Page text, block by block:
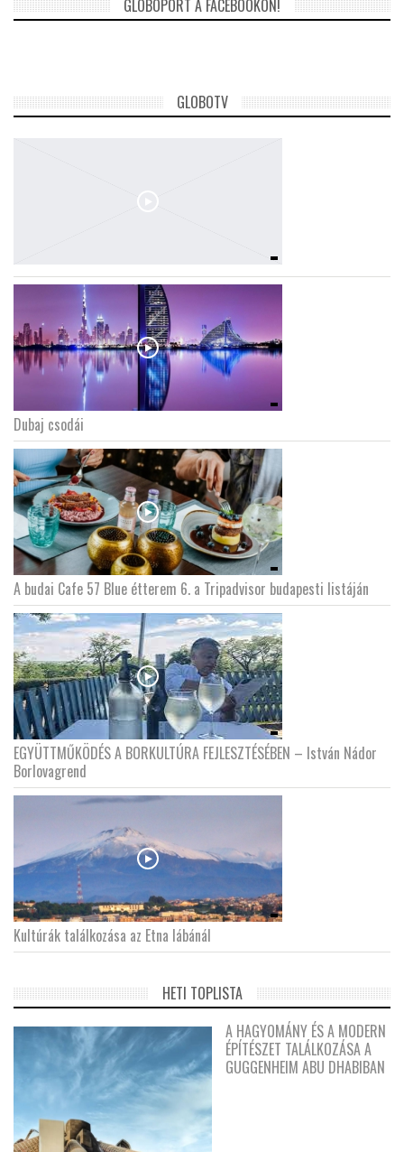
TROPICALMAGAZIN
GLOBOZSARU
DOBRAVERO.HU
LATIMO.HU
GLOBOBOOK
GLOBOPORT A FACEBOOKON!
GLOBOTV
Dubaj csodái
A budai Cafe 57 Blue étterem 6. a Tripadvisor budapesti listáján
EGYÜTTMŰKÖDÉS A BORKULTÚRA FEJLESZTÉSÉBEN – István Nádor
Borlovagrend
Kultúrák találkozása az Etna lábánál
HETI TOPLISTA
A HAGYOMÁNY ÉS A MODERN
ÉPÍTÉSZET TALÁLKOZÁSA A
GUGGENHEIM ABU DHABIBAN